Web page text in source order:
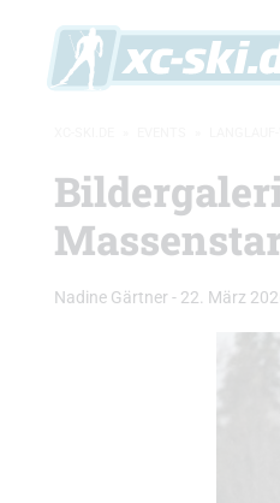
Nadine Gärtner - 22. März